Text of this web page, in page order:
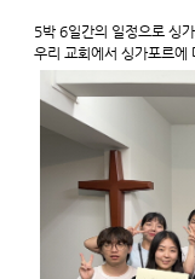
5박 6일간의 일정으로 싱
우리 교회에서 싱가포르에